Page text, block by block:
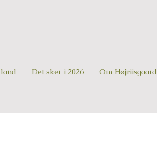
Det sker i 2026 Om Højriisgaard